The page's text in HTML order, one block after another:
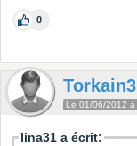
0
Le 01/06/2012 à
lina31 a écrit: